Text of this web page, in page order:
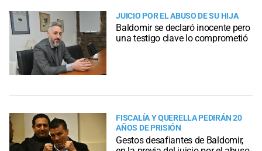
JUICIO POR EL ABUSO DE SU HIJA
Baldomir se declaró inocente pero
una testigo clave lo comprometió
FISCALÍA Y QUERELLA PEDIRÁN 20
AÑOS DE PRISIÓN
Gestos desafiantes de Baldomir,